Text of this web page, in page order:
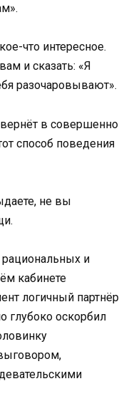
что интересное.
и сказать: «Я
разочаровывают».
в совершенно
способ поведения
не вы
и
кабинете
логичный партнёр
глубоко оскорбил